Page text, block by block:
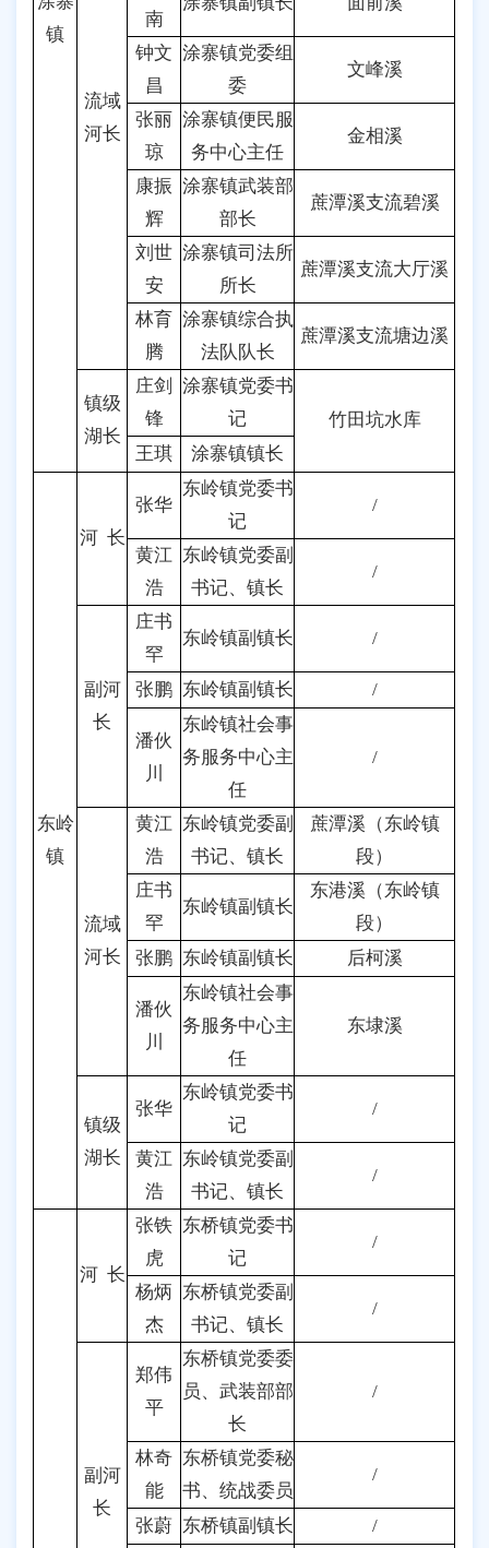
镇
流域
河长
南
钟文
昌
涂寨镇党委组
委
文峰溪
张丽
琼
涂寨镇便民服
务中心主任
金相溪
康振
辉
涂寨镇武装部
部长
蔗潭溪支流碧溪
刘世
安
涂寨镇司法所
所长
蔗潭溪支流大厅溪
林育
腾
涂寨镇综合执
法队队长
蔗潭溪支流塘边溪
镇级
湖长
庄剑
锋
涂寨镇党委书
记
竹田坑水库
王琪
涂寨镇镇长
东岭
镇
河 长
张华
东岭镇党委书
记
/
黄江
浩
东岭镇党委副
书记、镇长
/
副河
长
庄书
罕
东岭镇副镇长 /
张鹏 东岭镇副镇长 /
潘伙
川
东岭镇社会事
务服务中心主
任
/
流域
河长
黄江
浩
东岭镇党委副
书记、镇长
蔗潭溪（东岭镇
段）
庄书
罕
东岭镇副镇长
东港溪（东岭镇
段）
张鹏 东岭镇副镇长 后柯溪
潘伙
川
东岭镇社会事
务服务中心主
任
东埭溪
镇级
湖长
张华
东岭镇党委书
记
/
黄江
浩
东岭镇党委副
书记、镇长
/
河 长
张铁
虎
东桥镇党委书
记
/
杨炳
杰
东桥镇党委副
书记、镇长
/
副河
长
郑伟
平
东桥镇党委委
员、武装部部
长
/
林奇
能
东桥镇党委秘
书、统战委员
/
张蔚 东桥镇副镇长 /